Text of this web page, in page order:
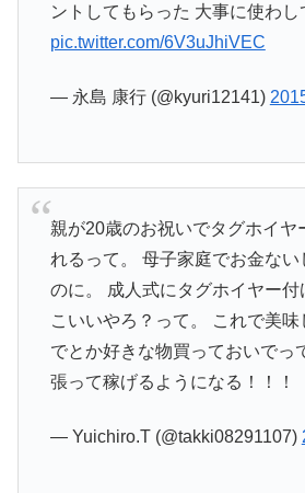
ントしてもらった 大事に使わし
pic.twitter.com/6V3uJhiVEC
— 永島 康行 (@kyuri12141)
親が20歳のお祝いでタグホイヤ
れるって。 母子家庭でお金ない
のに。 成人式にタグホイヤー付
こいいやろ？って。 これで美
でとか好きな物買っておいでっ
張って稼げるようになる！！！
— Yuichiro.T (@takki08291107)